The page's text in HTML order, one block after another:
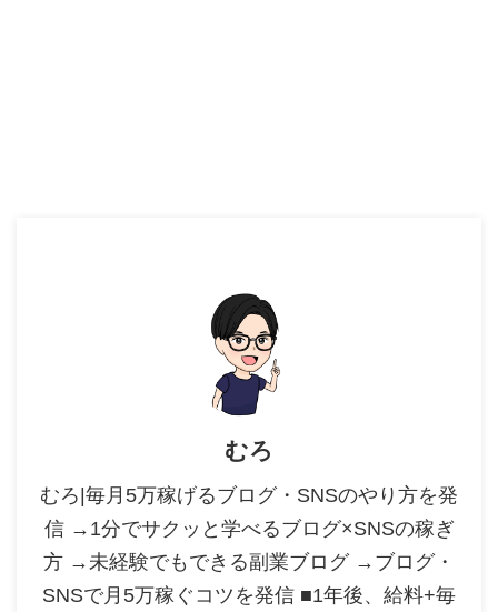
むろ
むろ|毎月5万稼げるブログ・SNSのやり方を発
信 →1分でサクッと学べるブログ×SNSの稼ぎ
方 →未経験でもできる副業ブログ →ブログ・
SNSで月5万稼ぐコツを発信 ■1年後、給料+毎